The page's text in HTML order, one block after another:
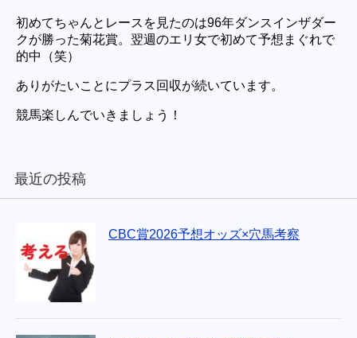
初めてちゃんとレースを見たのは96年ダンスインザダー
クが勝った菊花賞。翌週のエリ女で初めて予想まぐれで
的中（笑）
ありがたいことにプラス回収が続いています。
競馬楽しんでいきましょう！
最近の投稿
CBC賞2026予想オッズ×穴馬考察